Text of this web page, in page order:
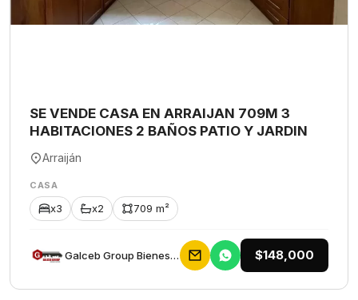
SE VENDE CASA EN ARRAIJAN 709M 3
HABITACIONES 2 BAÑOS PATIO Y JARDIN
Arraiján
CASA
x3 x2 709 m²
Galceb Group Bienes Raices $148,000